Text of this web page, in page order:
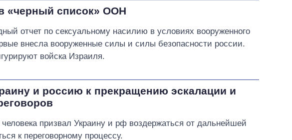
«черный список» ООН
отчет по сексуальному насилию в условиях вооруженного
внесла вооруженные силы и силы безопасности россии.
войска Израиля.
и россию к прекращению эскалации и
призвал Украину и рф воздержаться от дальнейшей
к переговорному процессу.